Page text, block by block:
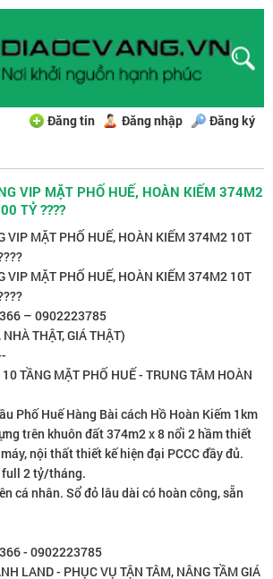
Đăng tin Đăng nhập Đăng ký
VIP MẶT PHỐ HUẾ, HOÀN KIẾM 374M2
TỶ ????
VIP MẶT PHỐ HUẾ, HOÀN KIẾM 374M2 10T
VIP MẶT PHỐ HUẾ, HOÀN KIẾM 374M2 10T
– 0902223785
THẬT, GIÁ THẬT)
TẦNG MẶT PHỐ HUẾ - TRUNG TÂM HOÀN
Phố Huế Hàng Bài cách Hồ Hoàn Kiếm 1km
trên khuôn đất 374m2 x 8 nổi 2 hầm thiết
nội thất thiết kế hiện đại PCCC đầy đủ.
full 2 tỷ/tháng.
cá nhân. Sổ đỏ lâu dài có hoàn công, sẵn
- 0902223785
LAND - PHỤC VỤ TẬN TÂM, NÂNG TẦM GIÁ